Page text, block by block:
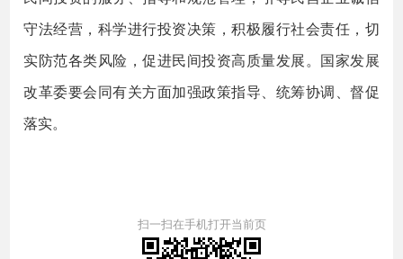
守法经营，科学进行投资决策，积极履行社会责任，切
实防范各类风险，促进民间投资高质量发展。国家发展
改革委要会同有关方面加强政策指导、统筹协调、督促
落实。
扫一扫在手机打开当前页